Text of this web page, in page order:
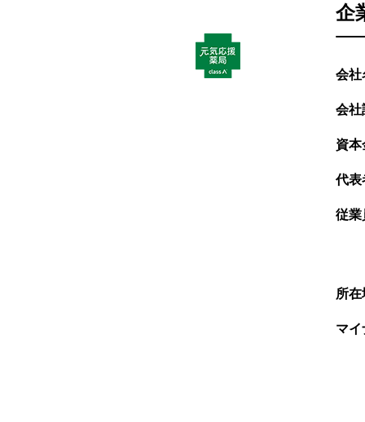
企
会社
会社
資本
代表
従業
所在
マイ